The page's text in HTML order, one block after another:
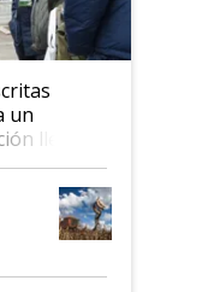
un
llegó
se
IPCVA